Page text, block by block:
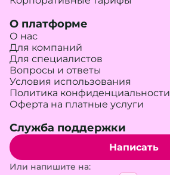
О платформе
О нас
Для компаний
Для специалистов
Вопросы и ответы
Условия использования
Политика конфиденциальности
Оферта на платные услуги
Служба поддержки
Написать
Или напишите на: